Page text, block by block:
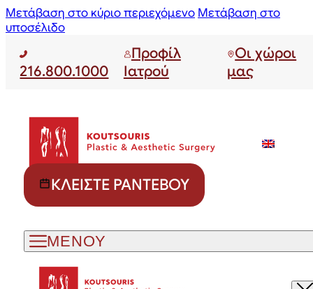
Μετάβαση στο κύριο περιεχόμενο Μετάβαση στο
υποσέλιδο
216.800.1000
Προφίλ
Ιατρού
Οι χώροι
μας
ΚΛΕΊΣΤΕ ΡΑΝΤΕΒΟΎ